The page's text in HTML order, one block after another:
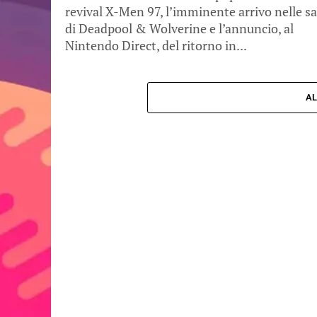
revival X-Men 97, l’imminente arrivo nelle
di Deadpool & Wolverine e l’annuncio, al
Nintendo Direct, del ritorno in...